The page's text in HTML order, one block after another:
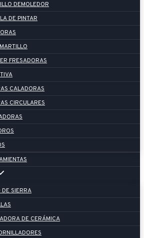
DEMOLEDOR
DE PINTAR
FRESADORAS
CALADORAS
CIRCULARES
DE SIERRA
DE CERÁMICA